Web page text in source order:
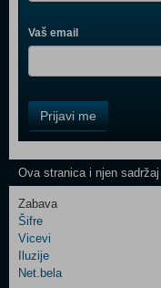
Vaš email
Field
One
Newsletter
Control
Field
Two
Newsletter
Prijavi me
Ova stranica i njen
Zabava
Šifre
Vicevi
Iluzije
Net.bela